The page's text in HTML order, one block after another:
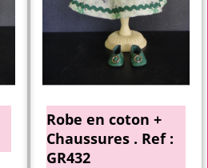
Robe en coton +
Chaussures . Ref :
GR432